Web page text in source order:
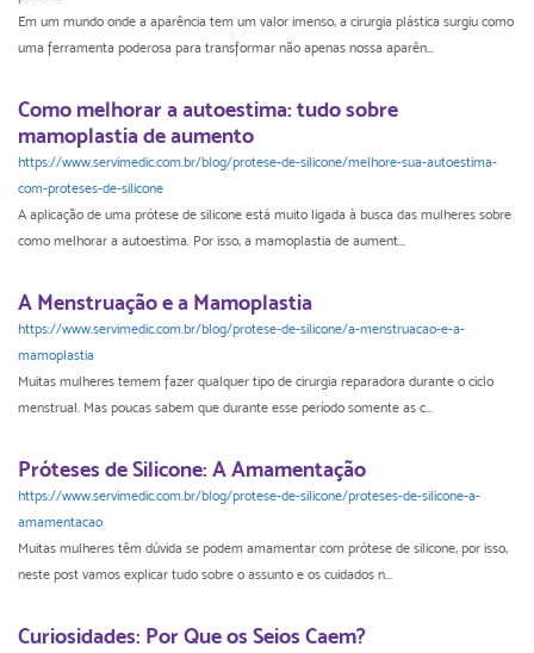
Em um mundo onde a aparência tem um valor imenso, a cirurgia plástica surgiu como
uma ferramenta poderosa para transformar não apenas nossa aparên...
Como melhorar a autoestima: tudo sobre
mamoplastia de aumento
https://www.servimedic.com.br/blog/protese-de-silicone/melhore-sua-autoestima-
com-proteses-de-silicone
A aplicação de uma prótese de silicone está muito ligada à busca das mulheres sobre
como melhorar a autoestima. Por isso, a mamoplastia de aument...
A Menstruação e a Mamoplastia
https://www.servimedic.com.br/blog/protese-de-silicone/a-menstruacao-e-a-
mamoplastia
Muitas mulheres temem fazer qualquer tipo de cirurgia reparadora durante o ciclo
menstrual. Mas poucas sabem que durante esse período somente as c...
Próteses de Silicone: A Amamentação
https://www.servimedic.com.br/blog/protese-de-silicone/proteses-de-silicone-a-
amamentacao
Muitas mulheres têm dúvida se podem amamentar com prótese de silicone, por isso,
neste post vamos explicar tudo sobre o assunto e os cuidados n...
Curiosidades: Por Que os Seios Caem?